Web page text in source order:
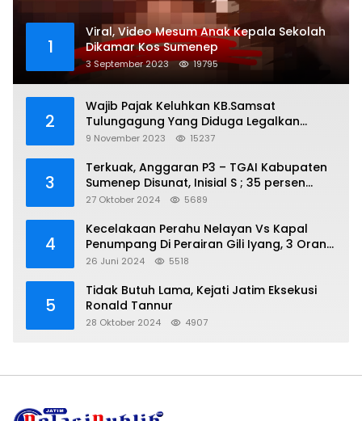
1
Viral, Video Mesum Anak Kepala Sekolah
Dikamar Kos Sumenep
3 September 2023 19795
2
Wajib Pajak Keluhkan KB.Samsat
Tulungagung Yang Diduga Legalkan
Pungli
9 November 2023 15237
3
Terkuak, Anggaran P3 – TGAI Kabupaten
Sumenep Disunat, Inisial S ; 35 persen
Bagian Oknum DPR- RI
27 Oktober 2024 5689
4
Kecelakaan Perahu Nelayan Vs Kapal
Penumpang Di Perairan Gili Iyang, 3 Orang
Hilang
26 Juni 2024 5518
5
Tidak Butuh Lama, Kejati Jatim Eksekusi
Ronald Tannur
28 Oktober 2024 4907